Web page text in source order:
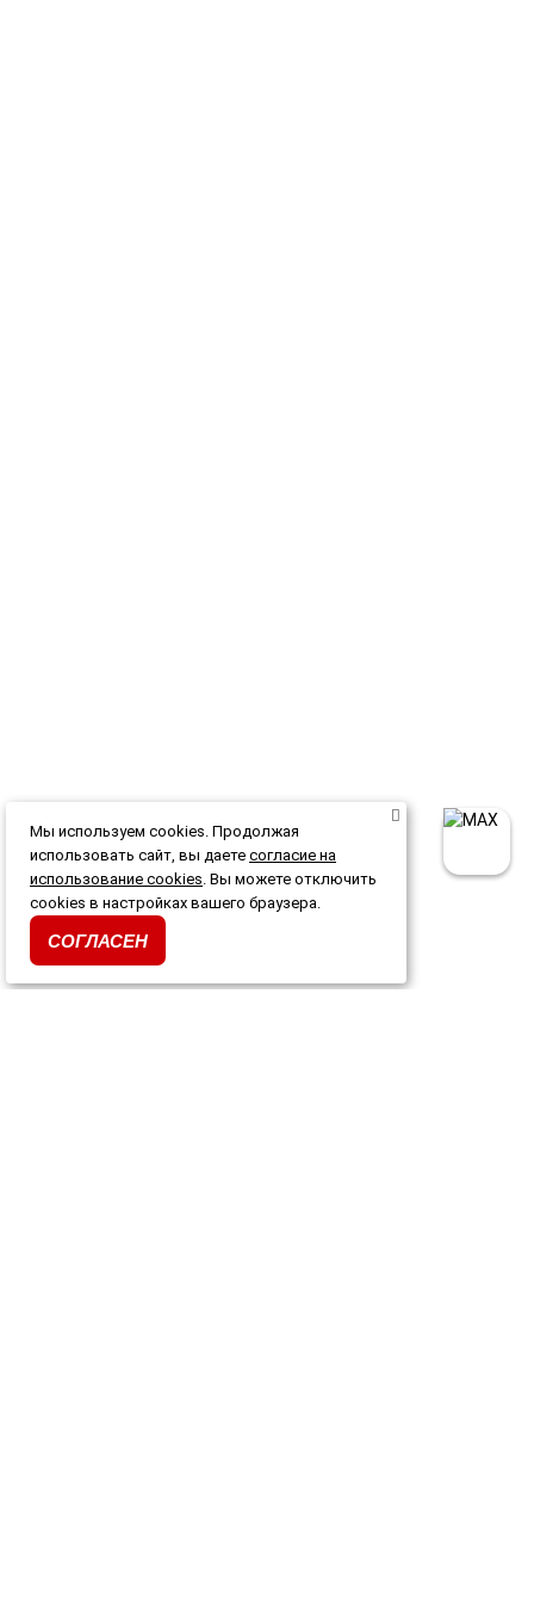
Мы используем cookies. Продолжая
использовать сайт, вы даете согласие на
использование cookies. Вы можете отключить
cookies в настройках вашего браузера.
СОГЛАСЕН